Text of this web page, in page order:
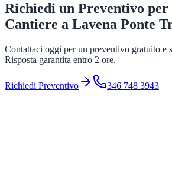
Richiedi un Preventivo per
Cantiere a Lavena Ponte
Contattaci oggi per un preventivo gratuito e
Risposta garantita entro 2 ore.
Richiedi Preventivo 346 748 3943